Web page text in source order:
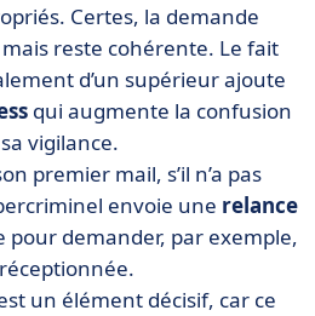
Certes, la demande
reste cohérente. Le fait
d’un supérieur ajoute
qui augmente la confusion
vigilance.
premier mail, s’il n’a pas
envoie une relance
pour demander, par exemple,
un élément décisif, car ce